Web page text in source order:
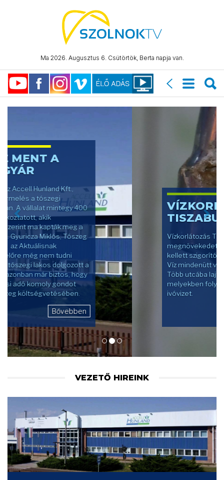
Ma 2026. Augusztus 6. Csütörtök, Berta napja van.
VÍZKORLÁTOZÁS
TISZABURÁN
Vízkorlátozás Tiszaburán. A
megnövekedett vízfogyasztás miatt
kellett szigorító intézkedéseket hozni.
Víz mindenütt van, de csak csordogál.
Több utcába lajtos kocsit telepítettek,
melyekben folyamatosan pótolják a friss
ivóvizet.
Previous
VEZETŐ HIREINK